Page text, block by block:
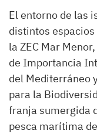
El entorno de las
distintos
la ZEC Mar
de Importancia
del Mediterráneo
para la
franja sumergida
pesca marítima